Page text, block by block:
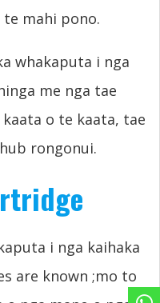
mahi pono.
whakaputa i nga
me nga tae
o te kaata, tae
rongonui.
i nga kaihaka
are known ;mo to